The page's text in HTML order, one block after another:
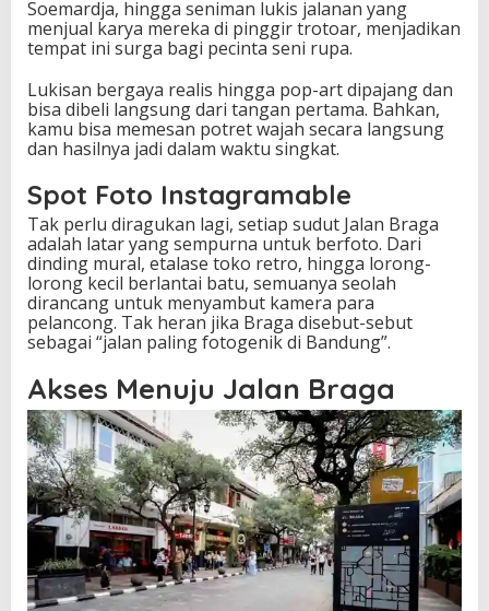
Soemardja, hingga seniman lukis jalanan yang
menjual karya mereka di pinggir trotoar, menjadikan
tempat ini surga bagi pecinta seni rupa.
Lukisan bergaya realis hingga pop-art dipajang dan
bisa dibeli langsung dari tangan pertama. Bahkan,
kamu bisa memesan potret wajah secara langsung
dan hasilnya jadi dalam waktu singkat.
Spot Foto Instagramable
Tak perlu diragukan lagi, setiap sudut Jalan Braga
adalah latar yang sempurna untuk berfoto. Dari
dinding mural, etalase toko retro, hingga lorong-
lorong kecil berlantai batu, semuanya seolah
dirancang untuk menyambut kamera para
pelancong. Tak heran jika Braga disebut-sebut
sebagai “jalan paling fotogenik di Bandung”.
Akses Menuju Jalan Braga